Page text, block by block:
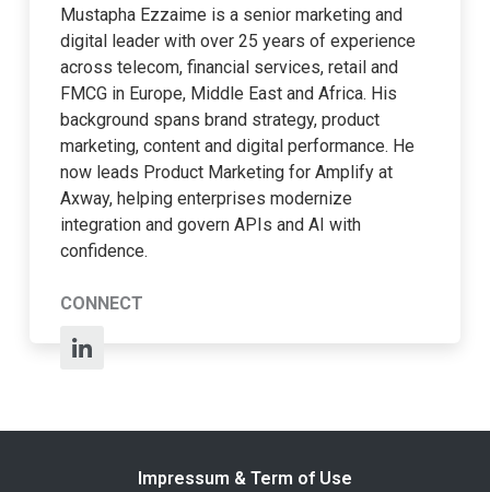
Mustapha Ezzaime is a senior marketing and
digital leader with over 25 years of experience
across telecom, financial services, retail and
FMCG in Europe, Middle East and Africa. His
background spans brand strategy, product
marketing, content and digital performance. He
now leads Product Marketing for Amplify at
Axway, helping enterprises modernize
integration and govern APIs and AI with
confidence.
CONNECT
Impressum & Term of Use